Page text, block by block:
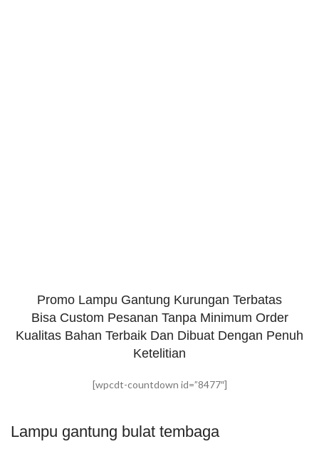
Promo Lampu Gantung Kurungan Terbatas
Bisa Custom Pesanan Tanpa Minimum Order
Kualitas Bahan Terbaik Dan Dibuat Dengan Penuh
Ketelitian
[wpcdt-countdown id=”8477″]
Lampu gantung bulat tembaga